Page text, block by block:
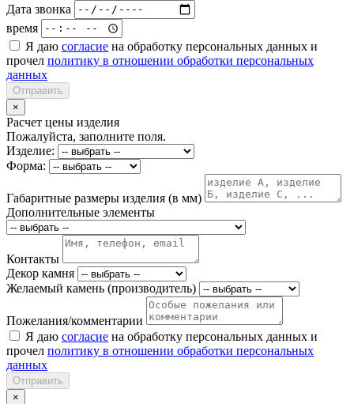
Дата звонка
время
Я даю согласие на обработку персональных данных и
прочел политику в отношении обработки персональных
данных
Отправить
×
Расчет цены изделия
Пожалуйста, заполните поля.
Изделие:
Форма:
Габаритные размеры изделия (в мм)
Дополнительные элементы
Контакты
Декор камня
Желаемый камень (производитель)
Пожелания/комментарии
Я даю согласие на обработку персональных данных и
прочел политику в отношении обработки персональных
данных
Отправить
×